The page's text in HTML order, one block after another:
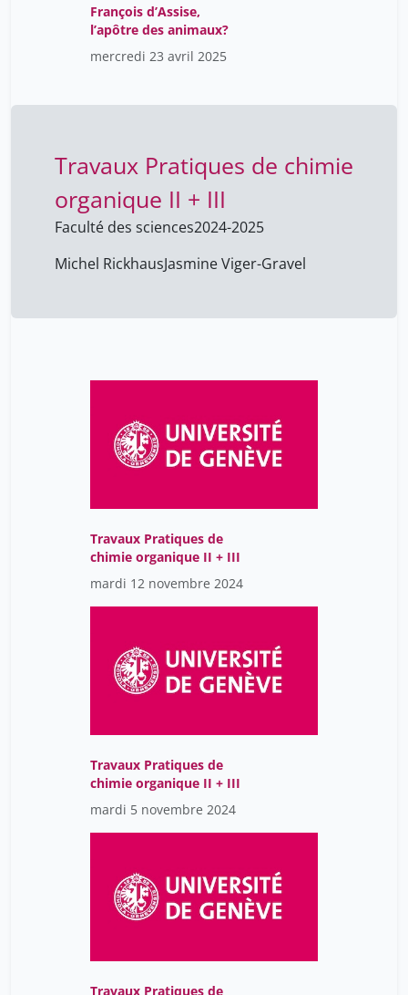
François d’Assise,
l’apôtre des animaux?
mercredi 23 avril 2025
Travaux Pratiques de chimie
organique II + III
Faculté des sciences2024-2025
Michel RickhausJasmine Viger-Gravel
Travaux Pratiques de
chimie organique II + III
mardi 12 novembre 2024
Travaux Pratiques de
chimie organique II + III
mardi 5 novembre 2024
Travaux Pratiques de